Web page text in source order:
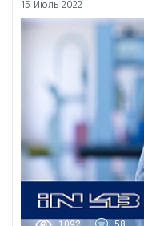
15 Июль 2022